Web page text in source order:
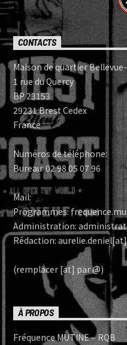
CONTACTS
Maison de quartier
1 rue du Quercy
BP 23153
29231 Brest Cedex
France
Numéros de téléphone:
Bureau: 02 98 05 07 96
Mail:
Programmes:
Administration:
Rédaction:
(remplacer [at] par @)
À PROPOS
Fréquence MUTINE – RQB